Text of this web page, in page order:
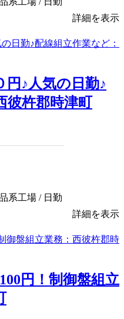
詳細を表示
円♪人気の日勤♪
彼杵郡時津町
系工場 / 日勤
詳細を表示
円！制御盤組立